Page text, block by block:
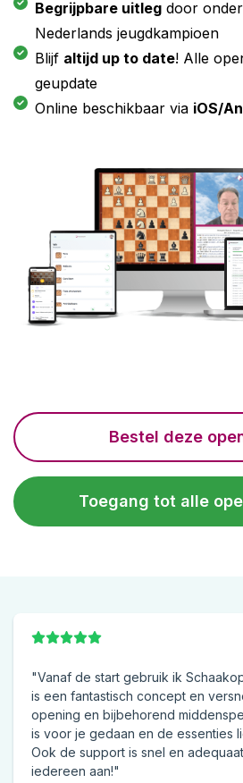
Begrijpbare uitleg door
Nederlands jeugdkampioen
Blijf altijd up to date! Alle
geupdate
Online beschikbaar via iOS/
Bestel deze
Toegang tot alle
"Vanaf de start gebruik ik
is een fantastisch concept en
opening en bijbehorend
is voor je gedaan en de essenties
Ook de support is snel en
iedereen aan!"